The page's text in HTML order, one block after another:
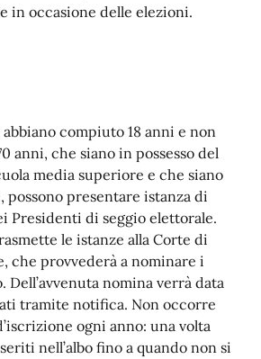
in occasione delle elezioni.
compiuto 18 anni e non
anni, che siano in possesso del
media superiore e che siano
presentare istanza di
Presidenti di seggio elettorale.
le istanze alla Corte di
che provvederà a nominare i
nomina verrà data
tramite notifica. Non occorre
ogni anno: una volta
nell’albo fino a quando non si